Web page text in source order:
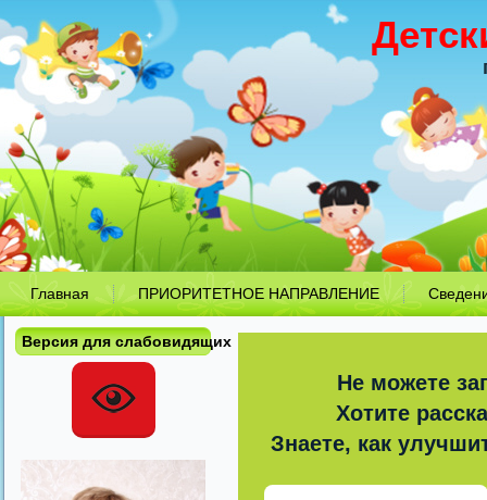
Главная ПРИОРИТЕТНОЕ НАПРАВЛЕНИЕ
Версия для слабовидящих
Не можете
Хотите
Знаете, как